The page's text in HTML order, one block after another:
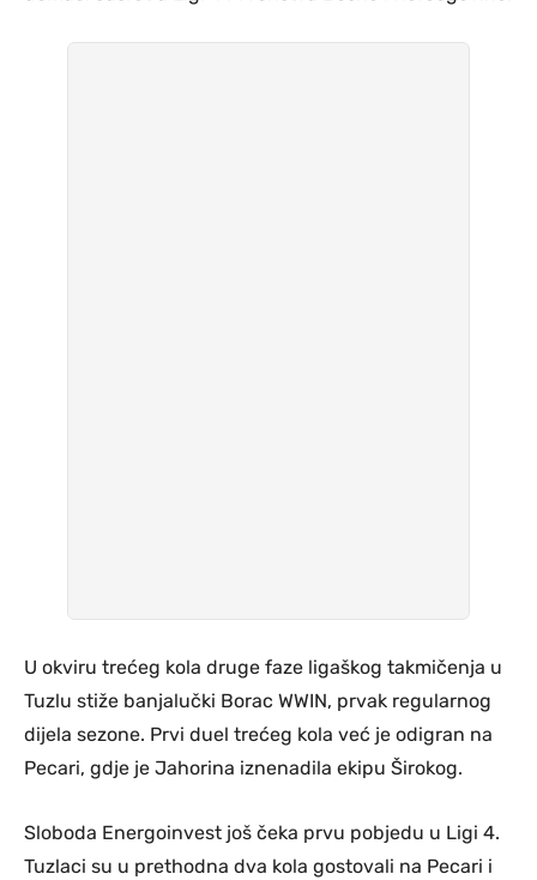
U okviru trećeg kola druge faze ligaškog takmičenja u
Tuzlu stiže banjalučki Borac WWIN, prvak regularnog
dijela sezone. Prvi duel trećeg kola već je odigran na
Pecari, gdje je Jahorina iznenadila ekipu Širokog.
Sloboda Energoinvest još čeka prvu pobjedu u Ligi 4.
Tuzlaci su u prethodna dva kola gostovali na Pecari i